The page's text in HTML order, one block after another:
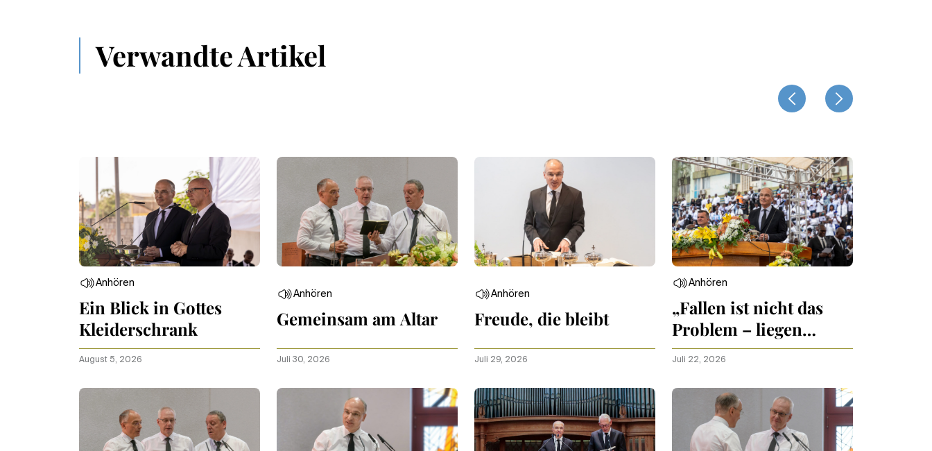
Verwandte Artikel
Anhören
Ein Blick in Gottes
Kleiderschrank
August 5, 2026
Anhören
Gemeinsam am Altar
Juli 30, 2026
Anhören
Freude, die bleibt
Juli 29, 2026
Anhören
„Fallen ist nicht das
Problem – liegen
bleiben schon“
Juli 22, 2026